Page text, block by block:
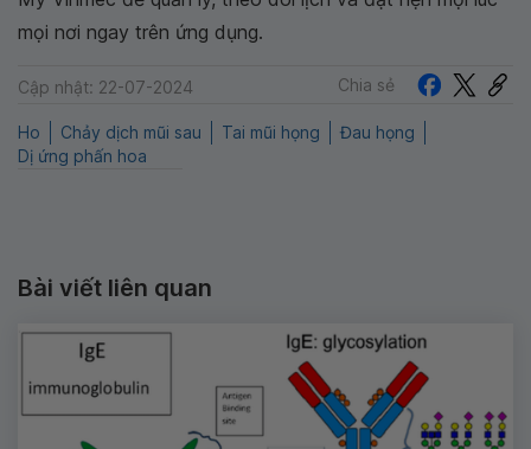
mọi nơi ngay trên ứng dụng.
Cập nhật: 22-07-2024 Chia sẻ
Ho Chảy dịch mũi sau Tai mũi họng
Đau họng
Dị ứng phấn hoa
Bài viết liên quan